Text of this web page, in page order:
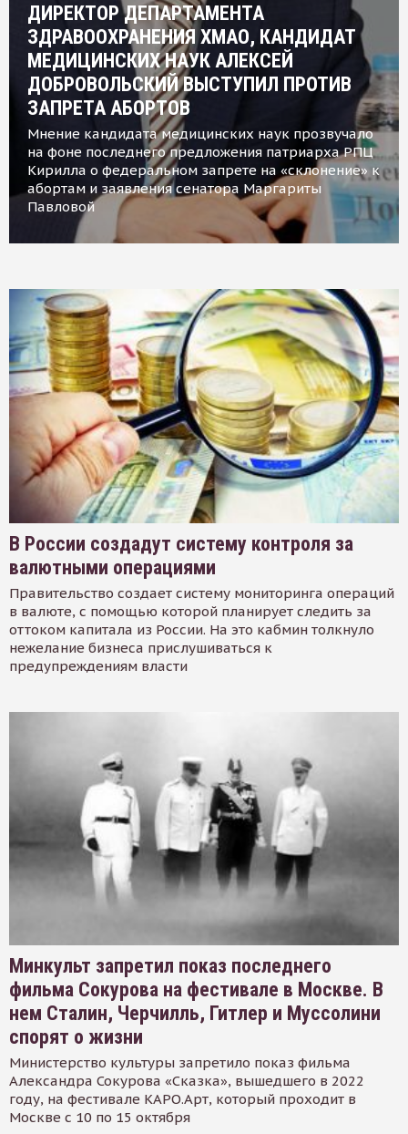
ДИРЕКТОР ДЕПАРТАМЕНТА
ЗДРАВООХРАНЕНИЯ ХМАО, КАНДИДАТ
МЕДИЦИНСКИХ НАУК АЛЕКСЕЙ
ДОБРОВОЛЬСКИЙ ВЫСТУПИЛ ПРОТИВ
ЗАПРЕТА АБОРТОВ
Мнение кандидата медицинских наук прозвучало
на фоне последнего предложения патриарха РПЦ
Кирилла о федеральном запрете на «склонение» к
абортам и заявления сенатора Маргариты
Павловой
В России создадут систему контроля за
валютными операциями
Правительство создает систему мониторинга операций
в валюте, с помощью которой планирует следить за
оттоком капитала из России. На это кабмин толкнуло
нежелание бизнеса прислушиваться к
предупреждениям власти
Минкульт запретил показ последнего
фильма Сокурова на фестивале в Москве. В
нем Сталин, Черчилль, Гитлер и Муссолини
спорят о жизни
Министерство культуры запретило показ фильма
Александра Сокурова «Сказка», вышедшего в 2022
году, на фестивале КАРО.Арт, который проходит в
Москве с 10 по 15 октября